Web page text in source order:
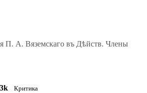
П. А. Вяземскаго въ Дѣйств. Члены
3k Критика